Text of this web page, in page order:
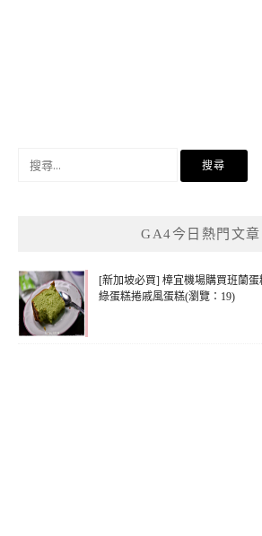
GA4今日熱門文章
[新加坡必買] 樟宜機場購買班蘭蛋
綠蛋糕捲戚風蛋糕(瀏覽：19)